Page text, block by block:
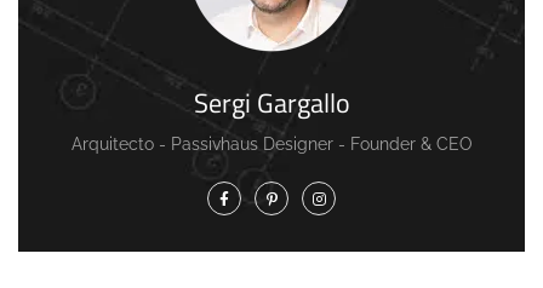
Sergi Gargallo
Arquitecto - Passivhaus Designer - Founder & CEO